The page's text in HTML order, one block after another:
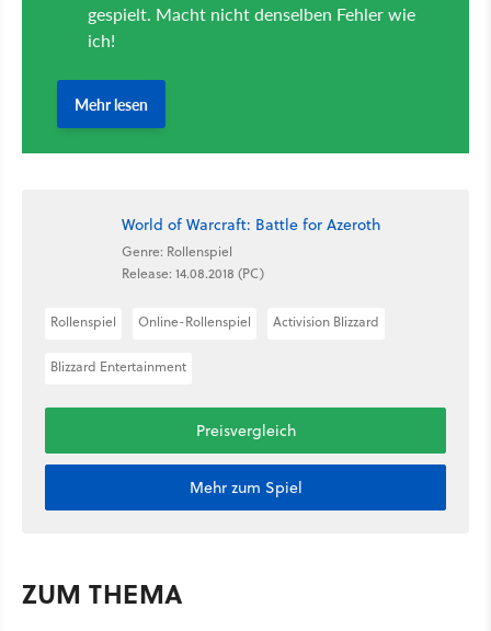
World of Warcraft: Battle for Azeroth
Genre: Rollenspiel
Release: 14.08.2018 (PC)
Rollenspiel Online-Rollenspiel Activision Blizzard
Blizzard Entertainment
Preisvergleich
Mehr zum Spiel
ZUM THEMA